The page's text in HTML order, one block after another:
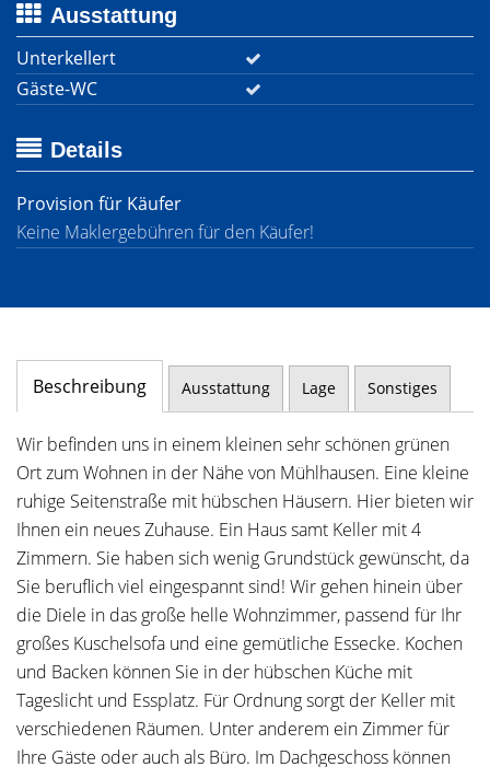
Ausstattung
Unterkellert
Gäste-WC
Details
Provision für Käufer
Keine Maklergebühren für den Käufer!
Beschreibung Ausstattung Lage Sonstiges
Wir befinden uns in einem kleinen sehr schönen grünen
Ort zum Wohnen in der Nähe von Mühlhausen. Eine kleine
ruhige Seitenstraße mit hübschen Häusern. Hier bieten wir
Ihnen ein neues Zuhause. Ein Haus samt Keller mit 4
Zimmern. Sie haben sich wenig Grundstück gewünscht, da
Sie beruflich viel eingespannt sind! Wir gehen hinein über
die Diele in das große helle Wohnzimmer, passend für Ihr
großes Kuschelsofa und eine gemütliche Essecke. Kochen
und Backen können Sie in der hübschen Küche mit
Tageslicht und Essplatz. Für Ordnung sorgt der Keller mit
verschiedenen Räumen. Unter anderem ein Zimmer für
Ihre Gäste oder auch als Büro. Im Dachgeschoss können